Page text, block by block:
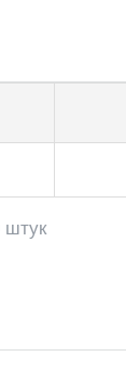
штук